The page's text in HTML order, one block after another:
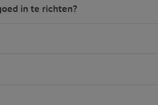
in te richten?